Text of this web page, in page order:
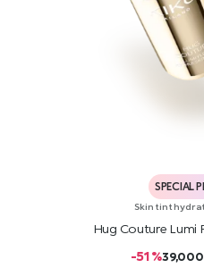
SPECIAL
Skin tint
Hug Couture Lumi
-51 %39,000